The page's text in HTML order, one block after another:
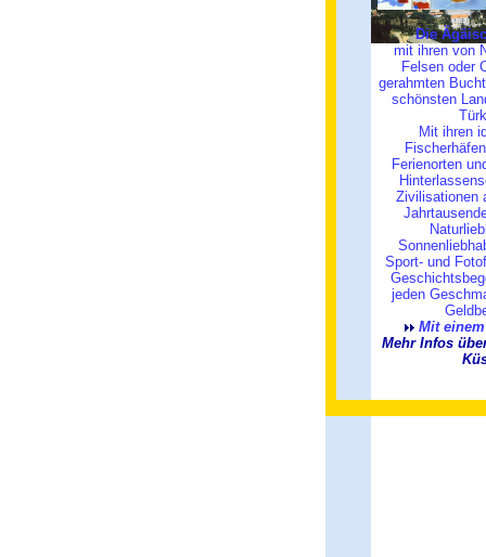
Die
mit ihren von
Felsen oder
gerahmten
schönsten
Mit ihren
Ferienorten
Zivilisationen
Sport- und
jeden
Mit
Mehr Infos